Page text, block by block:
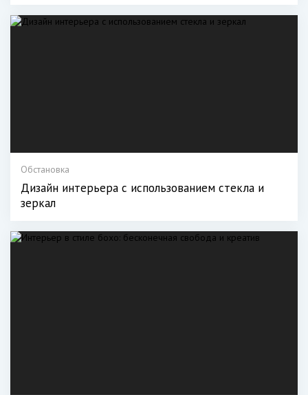
Обстановка
Дизайн интерьера с использованием стекла и
зеркал